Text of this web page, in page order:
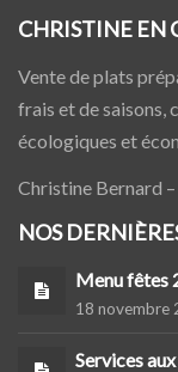
gr.
CHRISTINE EN
Vente de plats
frais et de saisons,
écologiques et
Christine Bernard
NOS
Menu fêtes
18 novembre
Services